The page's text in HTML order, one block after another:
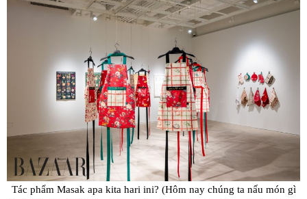
Tác phẩm Masak apa kita hari ini? (Hôm nay chúng ta nấu món gì